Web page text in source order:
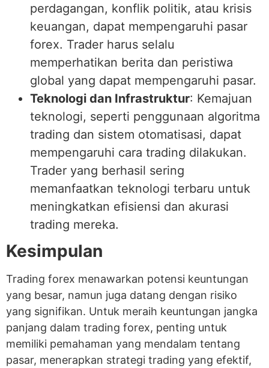
perdagangan, konflik politik, atau krisis
keuangan, dapat mempengaruhi pasar
forex. Trader harus selalu
memperhatikan berita dan peristiwa
global yang dapat mempengaruhi pasar.
Teknologi dan Infrastruktur: Kemajuan
teknologi, seperti penggunaan algoritma
trading dan sistem otomatisasi, dapat
mempengaruhi cara trading dilakukan.
Trader yang berhasil sering
memanfaatkan teknologi terbaru untuk
meningkatkan efisiensi dan akurasi
trading mereka.
Kesimpulan
Trading forex menawarkan potensi keuntungan
yang besar, namun juga datang dengan risiko
yang signifikan. Untuk meraih keuntungan jangka
panjang dalam trading forex, penting untuk
memiliki pemahaman yang mendalam tentang
pasar, menerapkan strategi trading yang efektif,